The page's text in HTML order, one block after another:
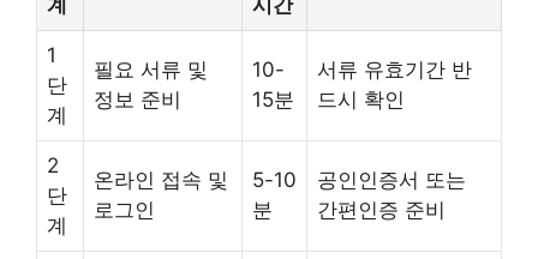
1
단
계
필요 서류 및
정보 준비
10-
15분
서류 유효기간 반
드시 확인
2
단
계
온라인 접속 및
로그인
5-10
분
공인인증서 또는
간편인증 준비